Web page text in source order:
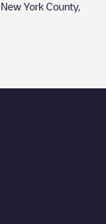
New York County,